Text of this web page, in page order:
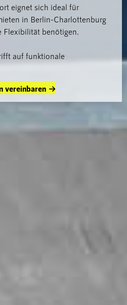
eignet sich ideal für
in Berlin-Charlottenburg
Flexibilität benötigen.
auf funktionale
vereinbaren 